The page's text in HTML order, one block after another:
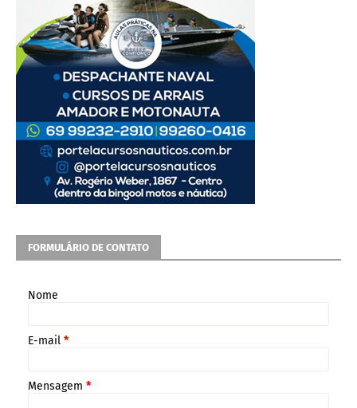
FORMULÁRIO DE CONTATO
Nome
E-mail *
Mensagem *